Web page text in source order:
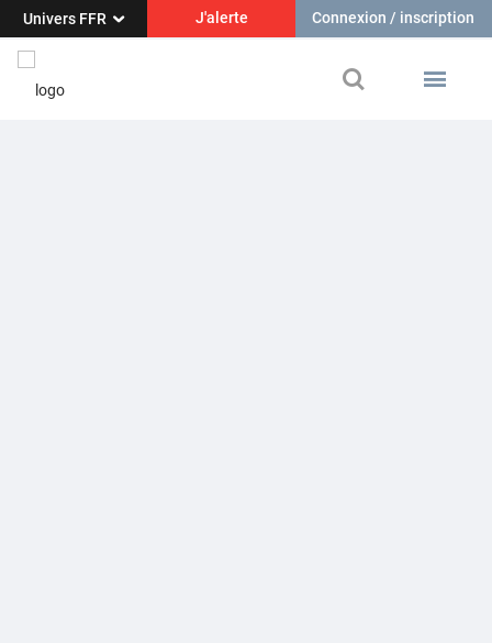
Univers FFR J'alerte Connexion / inscription